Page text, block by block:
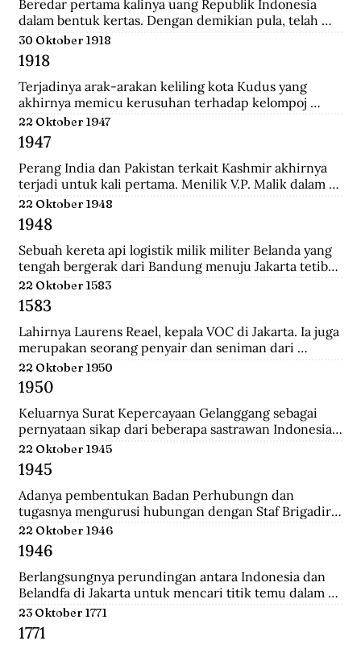
Presiden No.14 Tahun 1967 tentang perayaan
masyarakat Tionghoa.
Beredar pertama kalinya uang Republik Indonesia
dalam bentuk kertas. Dengan demikian pula, telah
diresmikan bahwa uang Jepang dan Javasche Bank
tidak berlaku lagi.
30 Oktober 1918
1918
Terjadinya arak-arakan keliling kota Kudus yang
akhirnya memicu kerusuhan terhadap kelompoj
Tionghoa disana.
22 Oktober 1947
1947
Perang India dan Pakistan terkait Kashmir akhirnya
terjadi untuk kali pertama. Menilik V.P. Malik dalam
Kargil from Surprise to Victory, Perang Indo-Pakistani
I itu membawa korban 1.104 jiwa di pihak India dan
6.000 di pihak Pakistan.
22 Oktober 1948
1948
Sebuah kereta api logistik milik militer Belanda yang
tengah bergerak dari Bandung menuju Jakarta tetiba
terguling di kawasan Bendul. Sejumlah penumpang
tewas seketika dan puluhan lainya mengalami luka-
luka.
22 Oktober 1583
1583
Lahirnya Laurens Reael, kepala VOC di Jakarta. Ia juga
merupakan seorang penyair dan seniman dari
Belanda.
22 Oktober 1950
1950
Keluarnya Surat Kepercayaan Gelanggang sebagai
pernyataan sikap dari beberapa sastrawan Indonesia
yang menginginkan untuk menjaga kebudayaan
Indonesia diantaranya Asrul Sani dan Rivai Apin.
Sehingga revolusi harus mempunyai nilai baru yang
bisa menjadi kebudayaan rayat dengan sifatnya
sendiri.
22 Oktober 1945
1945
Adanya pembentukan Badan Perhubungn dan
tugasnya mengurusi hubungan dengan Staf Brigadir
Jenderal N Mac Donalnd, Komandan Brigade Infanteri
India ke 37 yang menjadi penguasa tertinggi di
Bandung. Melalui badan ini, Inggris meminta
Indonesia sepakat mengumpulkan seluruh
persenjataan untuk diserahakan kepadanya namun
ditolak dengan semangat revolusi.
22 Oktober 1946
1946
Berlangsungnya perundingan antara Indonesia dan
Belandfa di Jakarta untuk mencari titik temu dalam
penyelesaian masalah kedua negara. Namun gagal dan
dilanjutkan pada perundingan Linggarjati di Cirebon.
23 Oktober 1771
1771